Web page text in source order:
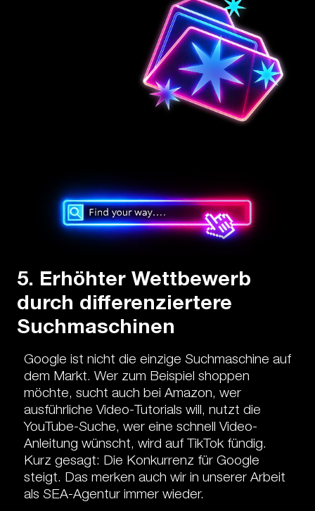
5. Erhöhter Wettbewerb
durch differenziertere
Suchmaschinen
Google ist nicht die einzige Suchmaschine auf
dem Markt. Wer zum Beispiel shoppen
möchte, sucht auch bei Amazon, wer
ausführliche Video-Tutorials will, nutzt die
YouTube-Suche, wer eine schnell Video-
Anleitung wünscht, wird auf TikTok fündig.
Kurz gesagt: Die Konkurrenz für Google
steigt. Das merken auch wir in unserer Arbeit
als SEA-Agentur immer wieder.